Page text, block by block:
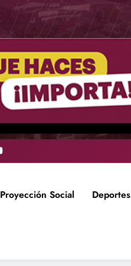
Proyección Social Deportes